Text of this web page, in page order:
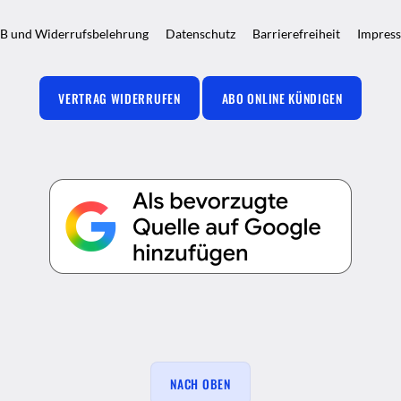
und Widerrufsbelehrung Datenschutz Barrierefreiheit
VERTRAG WIDERRUFEN ABO ONLINE KÜNDIGEN
NACH OBEN